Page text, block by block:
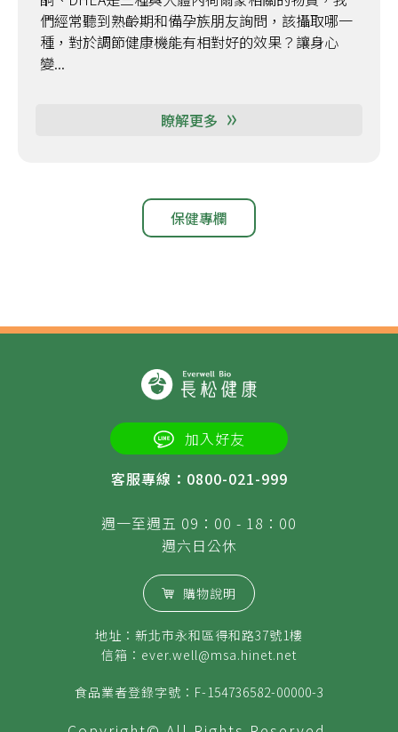
們經常聽到熟齡期和備孕族朋友詢問，該攝取哪一
種，對於調節健康機能有相對好的效果？讓身心
變...
瞭解更多
保健專欄
購物說明
食品業者登錄字號：F-154736582-00000-3
地址：新北市永和區得和路37號1樓
信箱： ever.well@msa.hinet.net
加入好友
客服專線：0800-021-999
週一至週五 09：00 - 18：00
週六日公休